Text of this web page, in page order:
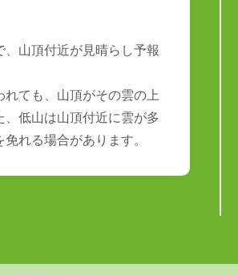
山頂付近が見晴らし予報
ても、山頂がその雲の上
低山は山頂付近に雲が多
れる場合があります。